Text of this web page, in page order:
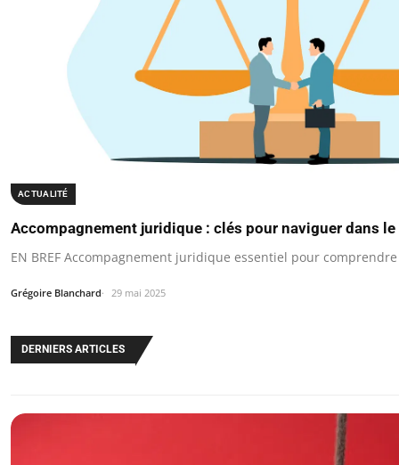
ACTUALITÉ
Accompagnement juridique : clés pour naviguer dans
EN BREF Accompagnement juridique essentiel pour
Grégoire Blanchard 29 mai 2025
DERNIERS ARTICLES